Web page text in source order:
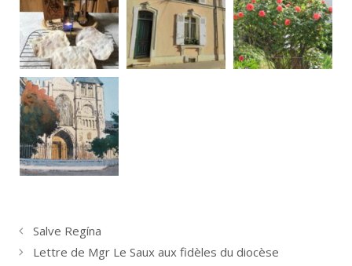
Salve Regína
Lettre de Mgr Le Saux aux fidèles du diocèse